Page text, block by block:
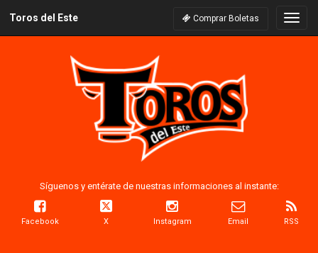
Toros del Este Comprar Boletas
Síguenos y entérate de nuestras informaciones al instante:
Facebook X Instagram Email RSS